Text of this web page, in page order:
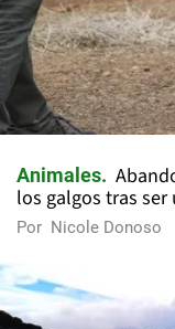
Animales
los galgos tras ser
Por Nicole Donoso